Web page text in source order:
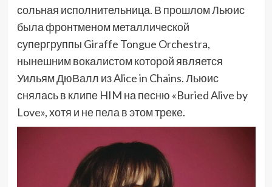
сольная исполнительница. В прошлом Льюис
была фронтменом металлической
супергруппы Giraffe Tongue Orchestra,
нынешним вокалистом которой является
Уильям ДюВалл из Alice in Chains. Льюис
снялась в клипе HIM на песню «Buried Alive by
Love», хотя и не пела в этом треке.